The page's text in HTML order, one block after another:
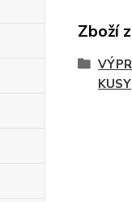
Zboží
KUSY